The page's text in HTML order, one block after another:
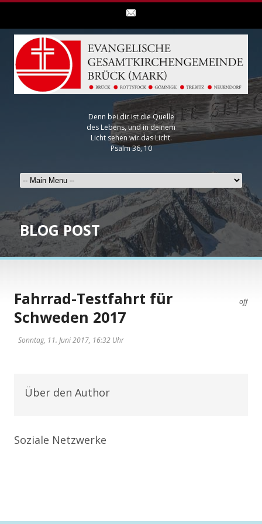
Denn bei dir ist die Quelle
des Lebens, und in deinem
Licht sehen wir das Licht.
Psalm 36, 10
BLOG POST
off
Fahrrad-Testfahrt für
Schweden 2017
Sonntag, 11. Juni 2017, 16:32 Uhr
Über den Author
Soziale Netzwerke